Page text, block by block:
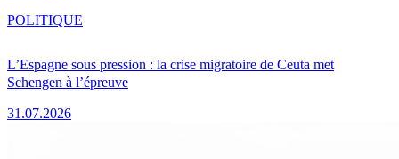
L’Espagne sous pression : la crise migratoire de Ceuta met
Schengen à l’épreuve
31.07.2026
POLITIQUE